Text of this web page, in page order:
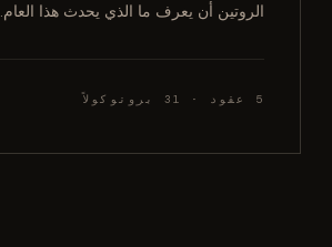
الروتين أن يعرف ما الذي يحدث هذا العام.
5 عقود · 31 بروتوكولاً